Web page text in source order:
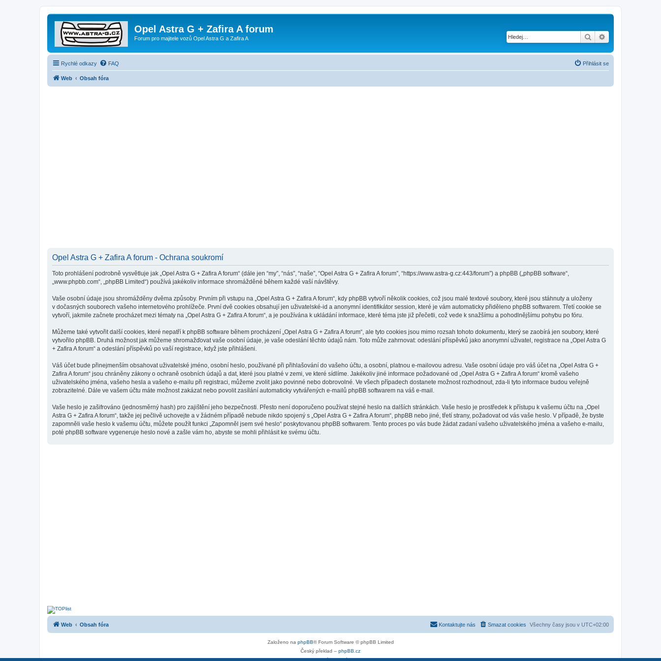
Opel Astra G + Zafira A forum
Forum pro majitele vozů Opel Astra G a Zafira A Hledat
Rychlé odkazy FAQ Přihlásit se
Web Obsah fóra
Opel Astra G + Zafira A forum - Ochrana soukromí
Toto prohlášení podrobně vysvětluje jak „Opel Astra G + Zafira A forum“ (dále jen “my”, “nás”, “naše”, “Opel Astra G + Zafira A forum”, “https://www.astra-g.cz:443/forum”) a phpBB („phpBB software“,
„www.phpbb.com“, „phpBB Limited“) používá jakékoliv informace shromážděné během každé vaší návštěvy.
Vaše osobní údaje jsou shromážděny dvěma způsoby. Prvním při vstupu na „Opel Astra G + Zafira A forum“, kdy phpBB vytvoří několik cookies, což jsou malé textové soubory, které jsou stáhnuty a uloženy
v dočasných souborech vašeho internetového prohlížeče. První dvě cookies obsahují jen uživatelské-id a anonymní identifikátor session, které je vám automaticky přiděleno phpBB softwarem. Třetí cookie se
vytvoří, jakmile začnete procházet mezi tématy na „Opel Astra G + Zafira A forum“, a je používána k ukládání informace, které téma jste již přečetli, což vede k snažšímu a pohodlnějšímu pohybu po fóru.
Můžeme také vytvořit další cookies, které nepatří k phpBB software během procházení „Opel Astra G + Zafira A forum“, ale tyto cookies jsou mimo rozsah tohoto dokumentu, který se zaobírá jen soubory, které
vytvořilo phpBB. Druhá možnost jak můžeme shromažďovat vaše osobní údaje, je vaše odeslání těchto údajů nám. Toto může zahrnovat: odeslání příspěvků jako anonymní uživatel, registrace na „Opel Astra G
+ Zafira A forum“ a odeslání příspěvků po vaší registrace, když jste přihlášeni.
Váš účet bude přinejmenším obsahovat uživatelské jméno, osobní heslo, používané při přihlašování do vašeho účtu, a osobní, platnou e-mailovou adresu. Vaše osobní údaje pro váš účet na „Opel Astra G +
Zafira A forum“ jsou chráněny zákony o ochraně osobních údajů a dat, které jsou platné v zemi, ve které sídlíme. Jakékoliv jiné informace požadované od „Opel Astra G + Zafira A forum“ kromě vašeho
uživatelského jména, vašeho hesla a vašeho e-mailu při registraci, můžeme zvolit jako povinné nebo dobrovolné. Ve všech případech dostanete možnost rozhodnout, zda-li tyto informace budou veřejně
zobrazitelné. Dále ve vašem účtu máte možnost zakázat nebo povolit zasílání automaticky vytvářených e-mailů phpBB softwarem na váš e-mail.
Vaše heslo je zašifrováno (jednosměrný hash) pro zajištění jeho bezpečnosti. Přesto není doporučeno používat stejné heslo na dalších stránkách. Vaše heslo je prostředek k přístupu k vašemu účtu na „Opel
Astra G + Zafira A forum“, takže jej pečlivě uchovejte a v žádném případě nebude nikdo spojený s „Opel Astra G + Zafira A forum“, phpBB nebo jiné, třetí strany, požadovat od vás vaše heslo. V případě, že byste
zapomněli vaše heslo k vašemu účtu, můžete použít funkci „Zapomněl jsem své heslo“ poskytovanou phpBB softwarem. Tento proces po vás bude žádat zadaní vašeho uživatelského jména a vašeho e-mailu,
poté phpBB software vygeneruje heslo nové a zašle vám ho, abyste se mohli přihlásit ke svému účtu.
Web Obsah fóra Všechny časy jsou v UTC+02:00
Smazat cookies
Kontaktujte nás
Založeno na phpBB® Forum Software © phpBB Limited
Český překlad – phpBB.cz
Soukromí|Podmínky